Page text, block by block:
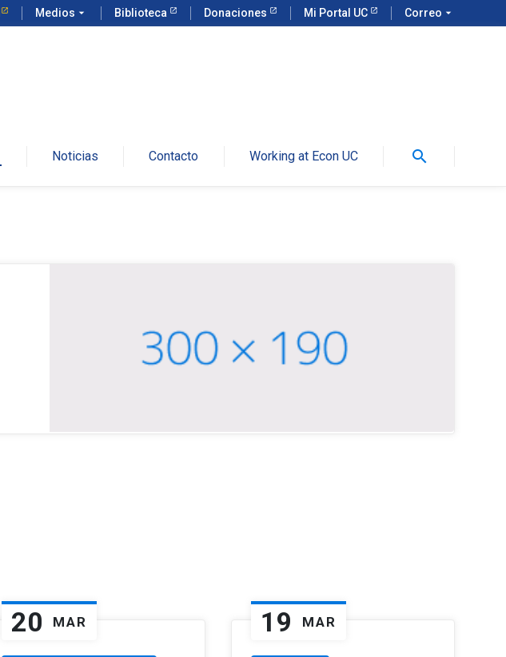
Medios arrow_drop_down Biblioteca Donaciones Mi Portal UC Correo arrow_drop_down
Noticias Contacto Working at Econ UC search
20 MAR 19 MAR